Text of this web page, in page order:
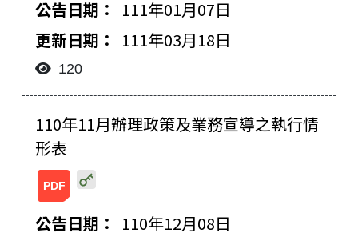
111年01月07日
111年03月18日
120
110年11月辦理政策及業務宣導之執行情
形表
20220318140557344556.pdf
110年12月08日